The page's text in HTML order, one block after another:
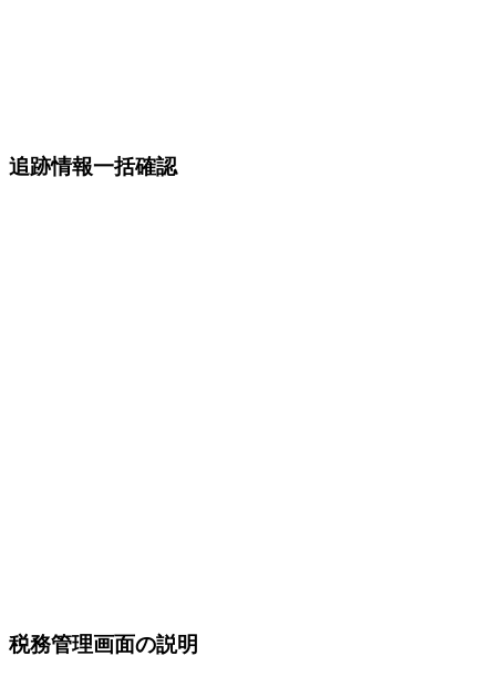
追跡情報一括確認
税務管理画面の説明